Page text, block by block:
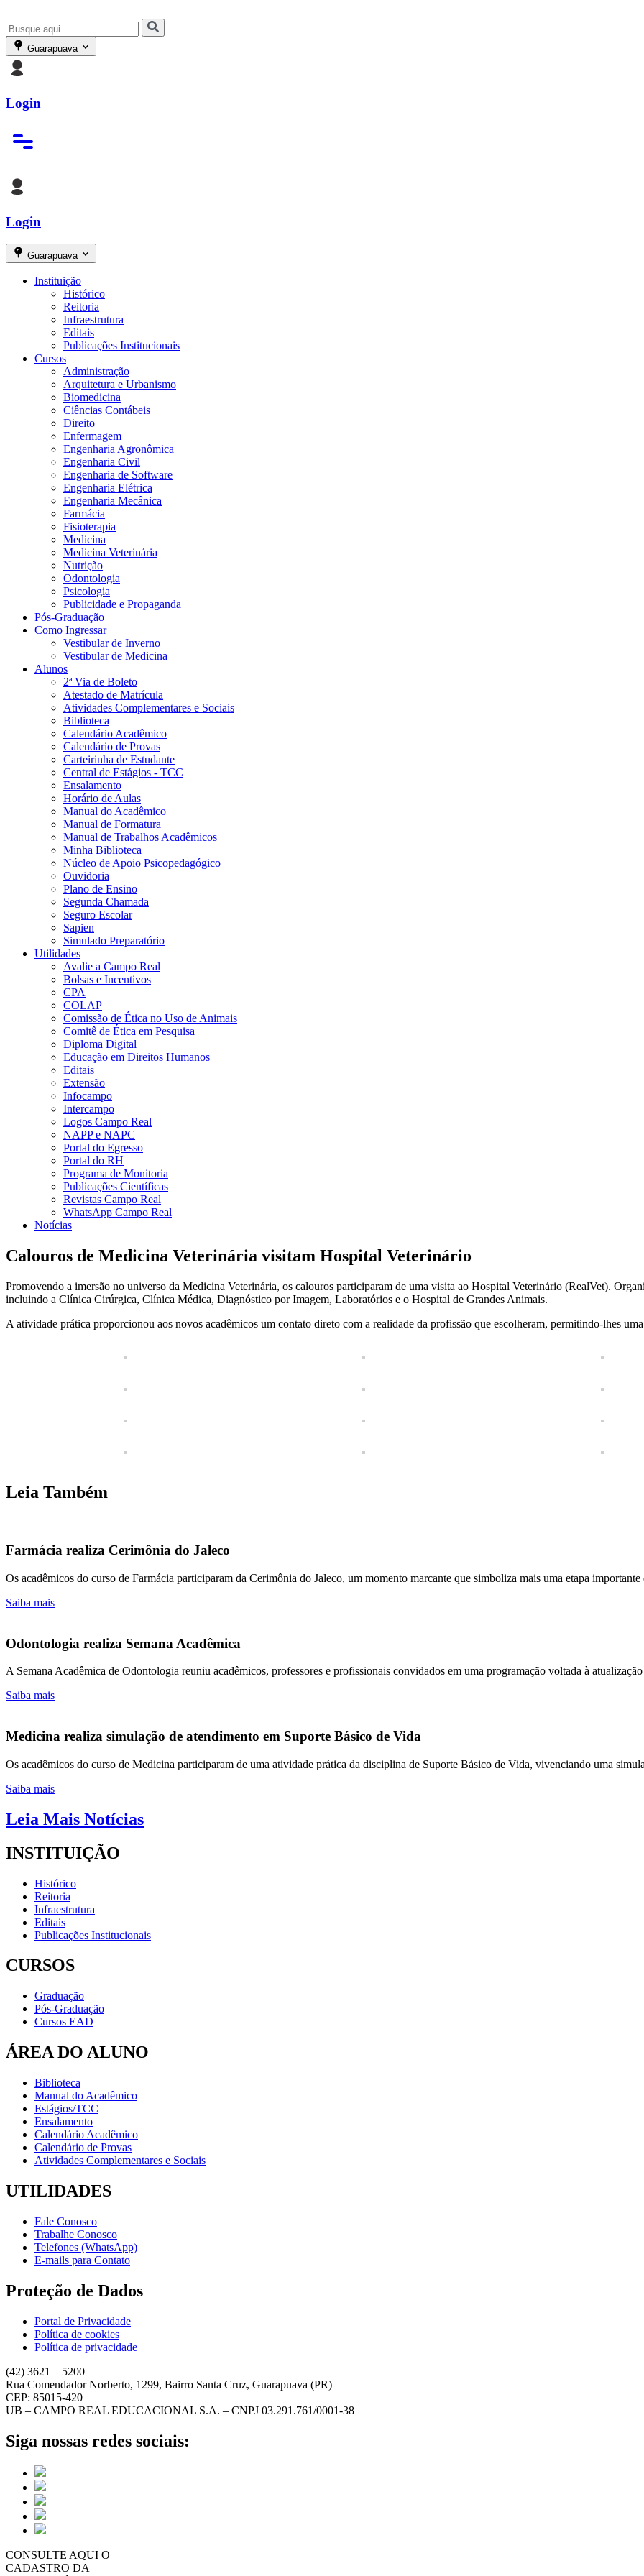
Guarapuava
Login
Login
Guarapuava
Instituição
Histórico
Reitoria
Infraestrutura
Editais
Publicações Institucionais
Cursos
Administração
Arquitetura e Urbanismo
Biomedicina
Ciências Contábeis
Direito
Enfermagem
Engenharia Agronômica
Engenharia Civil
Engenharia de Software
Engenharia Elétrica
Engenharia Mecânica
Farmácia
Fisioterapia
Medicina
Medicina Veterinária
Nutrição
Odontologia
Psicologia
Publicidade e Propaganda
Pós-Graduação
Como Ingressar
Vestibular de Inverno
Vestibular de Medicina
Alunos
2ª Via de Boleto
Atestado de Matrícula
Atividades Complementares e Sociais
Biblioteca
Calendário Acadêmico
Calendário de Provas
Carteirinha de Estudante
Central de Estágios - TCC
Ensalamento
Horário de Aulas
Manual do Acadêmico
Manual de Formatura
Manual de Trabalhos Acadêmicos
Minha Biblioteca
Núcleo de Apoio Psicopedagógico
Ouvidoria
Plano de Ensino
Segunda Chamada
Seguro Escolar
Sapien
Simulado Preparatório
Utilidades
Avalie a Campo Real
Bolsas e Incentivos
CPA
COLAP
Comissão de Ética no Uso de Animais
Comitê de Ética em Pesquisa
Diploma Digital
Educação em Direitos Humanos
Editais
Extensão
Infocampo
Intercampo
Logos Campo Real
NAPP e NAPC
Portal do Egresso
Portal do RH
Programa de Monitoria
Publicações Científicas
Revistas Campo Real
WhatsApp Campo Real
Notícias
Calouros de Medicina Veterinária visitam Hospital Veterinário
Promovendo a imersão no universo da Medicina Veterinária, os calouros participaram de uma visita ao Hospital Veterinário (RealVet).
incluindo a Clínica Cirúrgica, Clínica Médica, Diagnóstico por Imagem, Laboratórios e o Hospital de Grandes Animais.
A atividade prática proporcionou aos novos acadêmicos um contato direto com a realidade da profissão que escolheram, permitindo-lhes
Leia Também
Farmácia realiza Cerimônia do Jaleco
Os acadêmicos do curso de Farmácia participaram da Cerimônia do Jaleco, um momento marcante que simboliza mais uma etapa
Saiba mais
Odontologia realiza Semana Acadêmica
A Semana Acadêmica de Odontologia reuniu acadêmicos, professores e profissionais convidados em uma programação voltada à
Saiba mais
Medicina realiza simulação de atendimento em Suporte Básico de Vida
Os acadêmicos do curso de Medicina participaram de uma atividade prática da disciplina de Suporte Básico de Vida, vivenciando uma
Saiba mais
Leia Mais Notícias
INSTITUIÇÃO
Histórico
Reitoria
Infraestrutura
Editais
Publicações Institucionais
CURSOS
Graduação
Pós-Graduação
Cursos EAD
ÁREA DO ALUNO
Biblioteca
Manual do Acadêmico
Estágios/TCC
Ensalamento
Calendário Acadêmico
Calendário de Provas
Atividades Complementares e Sociais
UTILIDADES
Fale Conosco
Trabalhe Conosco
Telefones (WhatsApp)
E-mails para Contato
Proteção de Dados
Portal de Privacidade
Política de cookies
Política de privacidade
(42) 3621 – 5200
Rua Comendador Norberto, 1299, Bairro Santa Cruz, Guarapuava (PR)
CEP: 85015-420
UB – CAMPO REAL EDUCACIONAL S.A. – CNPJ 03.291.761/0001-38
Siga nossas redes sociais:
CONSULTE AQUI O
CADASTRO DA